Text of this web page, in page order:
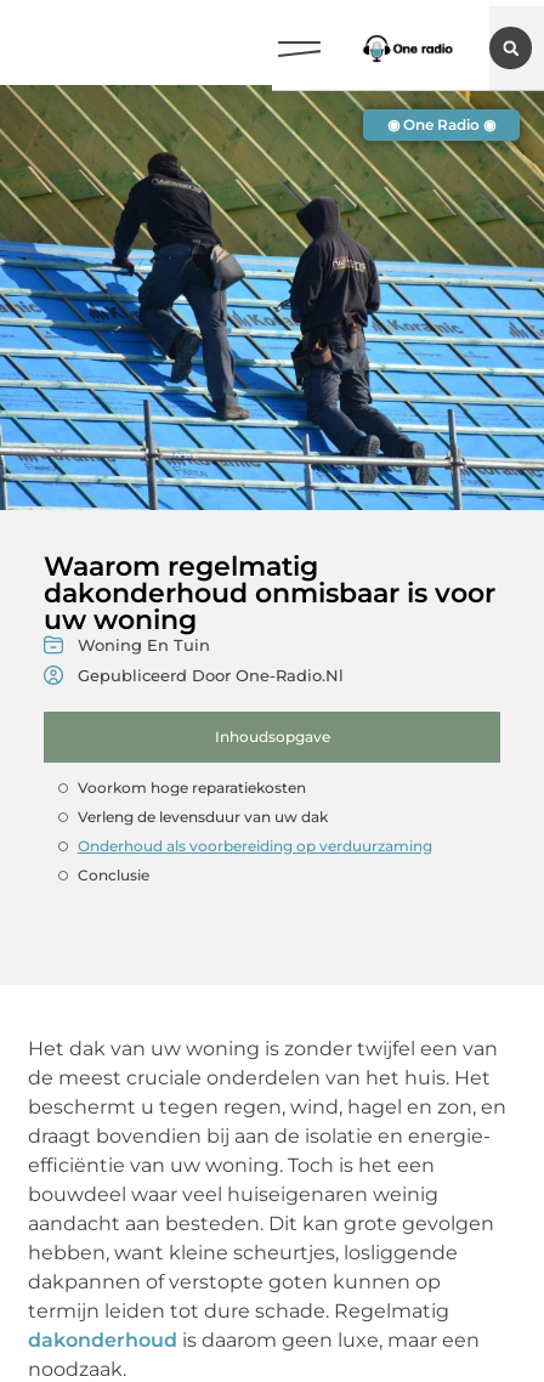
Waarom regelmatig
dakonderhoud onmisbaar is voor
uw woning
Woning En Tuin
Gepubliceerd Door One-Radio.nl
Inhoudsopgave
Voorkom hoge reparatiekosten
Verleng de levensduur van uw dak
Onderhoud als voorbereiding op verduurzaming
Conclusie
◉ One Radio ◉
Het dak van uw woning is zonder twijfel een van
de meest cruciale onderdelen van het huis. Het
beschermt u tegen regen, wind, hagel en zon, en
draagt bovendien bij aan de isolatie en energie-
efficiëntie van uw woning. Toch is het een
bouwdeel waar veel huiseigenaren weinig
aandacht aan besteden. Dit kan grote gevolgen
hebben, want kleine scheurtjes, losliggende
dakpannen of verstopte goten kunnen op
termijn leiden tot dure schade. Regelmatig
dakonderhoud is daarom geen luxe, maar een
noodzaak.